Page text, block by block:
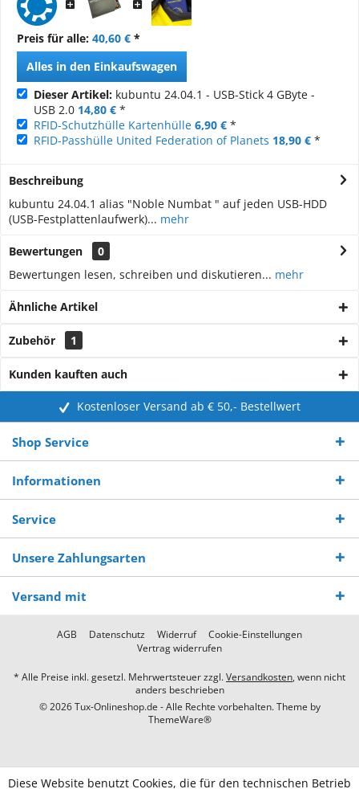
Preis für alle: 40,60 € *
Alles in den Einkaufswagen
Dieser Artikel: kubuntu 24.04.1 - USB-Stick 4 GByte -
USB 2.0 14,80 € *
RFID-Schutzhülle Kartenhülle 6,90 € *
RFID-Passhülle United Federation of Planets 18,90 € *
Beschreibung
kubuntu 24.04.1 alias "Noble Numbat " auf jeden USB-HDD
(USB-Festplattenlaufwerk)... mehr
Bewertungen
0
Bewertungen lesen, schreiben und diskutieren... mehr
Ähnliche Artikel
Zubehör 1
Kunden kauften auch
Kostenloser Versand ab € 50,- Bestellwert
Shop Service
Informationen
Service
Unsere Zahlungsarten
Versand mit
AGB Datenschutz Widerruf
Cookie-Einstellungen
Vertrag widerrufen
* Alle Preise inkl. gesetzl. Mehrwertsteuer zzgl.Versandkosten, wenn nicht
anders beschrieben
© 2026 Tux-Onlineshop.de - Alle Rechte vorbehalten. Theme by
ThemeWare®
Diese Website benutzt Cookies, die für den technischen Betrieb